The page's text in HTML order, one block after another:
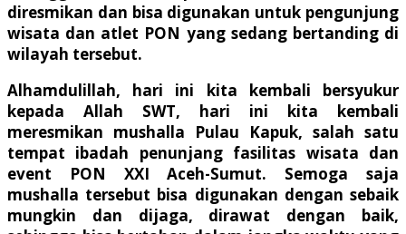
diresmikan dan bisa digunakan untuk pengunjung
wisata dan atlet PON yang sedang bertanding di
wilayah tersebut.
Alhamdulillah, hari ini kita kembali bersyukur
kepada Allah SWT, hari ini kita kembali
meresmikan mushalla Pulau Kapuk, salah satu
tempat ibadah penunjang fasilitas wisata dan
event PON XXI Aceh-Sumut. Semoga saja
mushalla tersebut bisa digunakan dengan sebaik
mungkin dan dijaga, dirawat dengan baik,